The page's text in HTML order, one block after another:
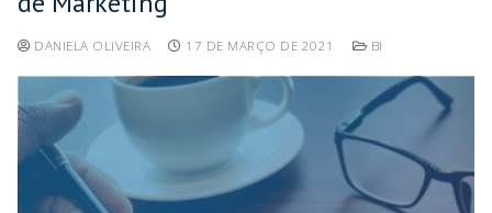
DANIELA OLIVEIRA 17 DE MARÇO DE 2021 BI